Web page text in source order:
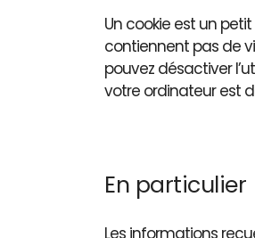
Un cookie est un
contiennent pas de
pouvez désactiver
votre ordinateur est
En particulier
Les informations